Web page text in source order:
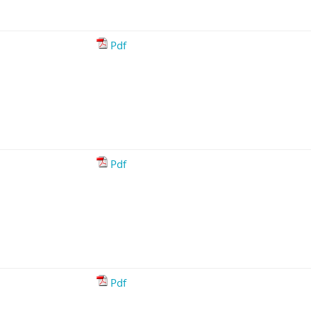
Pdf
Pdf
Pdf